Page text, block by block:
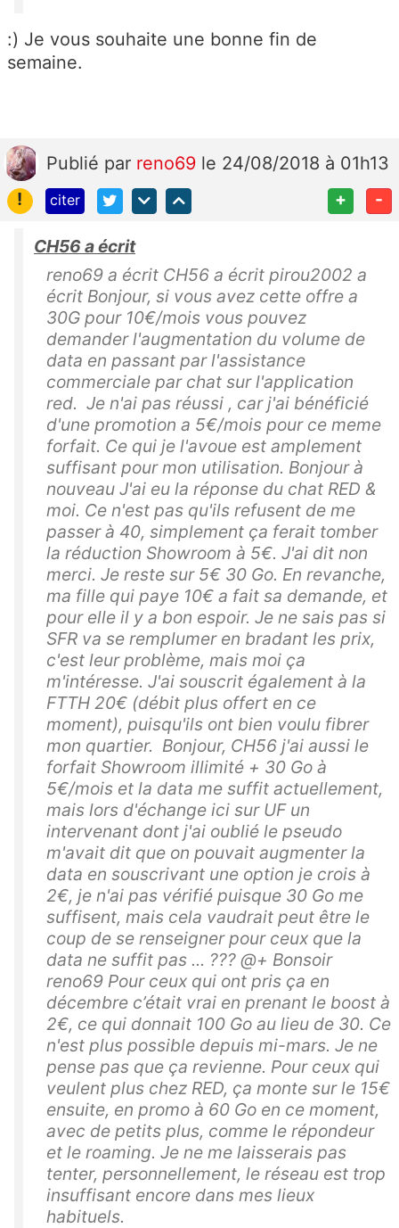
:) Je vous souhaite une bonne fin de
semaine.
Publié par reno69 le 24/08/2018 à 01h13
!
citer + -
CH56 a écrit
reno69 a écrit CH56 a écrit pirou2002 a
écrit Bonjour, si vous avez cette offre a
30G pour 10€/mois vous pouvez
demander l'augmentation du volume de
data en passant par l'assistance
commerciale par chat sur l'application
red. Je n'ai pas réussi , car j'ai bénéficié
d'une promotion a 5€/mois pour ce meme
forfait. Ce qui je l'avoue est amplement
suffisant pour mon utilisation. Bonjour à
nouveau J'ai eu la réponse du chat RED &
moi. Ce n'est pas qu'ils refusent de me
passer à 40, simplement ça ferait tomber
la réduction Showroom à 5€. J'ai dit non
merci. Je reste sur 5€ 30 Go. En revanche,
ma fille qui paye 10€ a fait sa demande, et
pour elle il y a bon espoir. Je ne sais pas si
SFR va se remplumer en bradant les prix,
c'est leur problème, mais moi ça
m'intéresse. J'ai souscrit également à la
FTTH 20€ (débit plus offert en ce
moment), puisqu'ils ont bien voulu fibrer
mon quartier. Bonjour, CH56 j'ai aussi le
forfait Showroom illimité + 30 Go à
5€/mois et la data me suffit actuellement,
mais lors d'échange ici sur UF un
intervenant dont j'ai oublié le pseudo
m'avait dit que on pouvait augmenter la
data en souscrivant une option je crois à
2€, je n'ai pas vérifié puisque 30 Go me
suffisent, mais cela vaudrait peut être le
coup de se renseigner pour ceux que la
data ne suffit pas ... ??? @+ Bonsoir
reno69 Pour ceux qui ont pris ça en
décembre c’était vrai en prenant le boost à
2€, ce qui donnait 100 Go au lieu de 30. Ce
n'est plus possible depuis mi-mars. Je ne
pense pas que ça revienne. Pour ceux qui
veulent plus chez RED, ça monte sur le 15€
ensuite, en promo à 60 Go en ce moment,
avec de petits plus, comme le répondeur
et le roaming. Je ne me laisserais pas
tenter, personnellement, le réseau est trop
insuffisant encore dans mes lieux
habituels.